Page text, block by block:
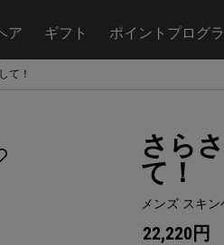
ア ギフト ポイントプログ
て！
さら
て！
メンズ スキ
22,220円